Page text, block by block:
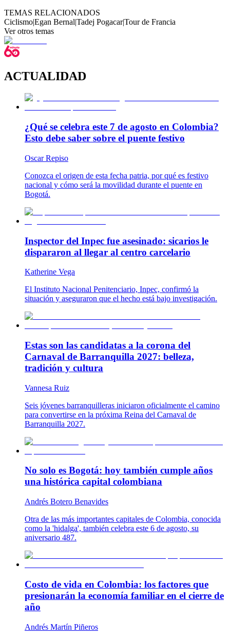
TEMAS RELACIONADOS
Ciclismo|Egan Bernal|Tadej Pogacar|Tour de Francia
Ver otros temas
ACTUALIDAD
¿Qué se celebra este 7 de agosto en Colombia?
Esto debe saber sobre el puente festivo
Oscar Repiso
Conozca el origen de esta fecha patria, por qué es festivo
nacional y cómo será la movilidad durante el puente en
Bogotá.
Inspector del Inpec fue asesinado: sicarios le
dispararon al llegar al centro carcelario
Katherine Vega
El Instituto Nacional Penitenciario, Inpec, confirmó la
situación y aseguraron que el hecho está bajo investigación.
Estas son las candidatas a la corona del
Carnaval de Barranquilla 2027: belleza,
tradición y cultura
Vannesa Ruiz
Seis jóvenes barranquilleras iniciaron oficialmente el camino
para convertirse en la próxima Reina del Carnaval de
Barranquilla 2027.
No solo es Bogotá: hoy también cumple años
una histórica capital colombiana
Andrés Botero Benavides
Otra de las más importantes capitales de Colombia, conocida
como la 'hidalga', también celebra este 6 de agosto, su
aniversario 487.
Costo de vida en Colombia: los factores que
presionarán la economía familiar en el cierre de
año
Andrés Martín Piñeros